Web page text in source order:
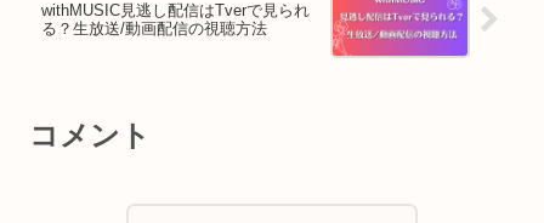
withMUSIC見逃し配信はTverで見られ
る？生放送/動画配信の視聴方法
コメント